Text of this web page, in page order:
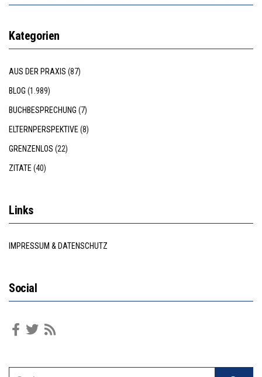
Kategorien
AUS DER PRAXIS (87)
BLOG (1.989)
BUCHBESPRECHUNG (7)
ELTERNPERSPEKTIVE (8)
GRENZENLOS (22)
ZITATE (40)
Links
IMPRESSUM & DATENSCHUTZ
Social